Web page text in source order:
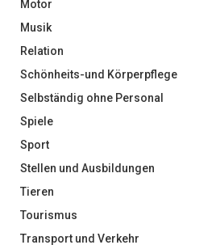
Motor
Musik
Relation
Schönheits-und Körperpflege
Selbständig ohne Personal
Spiele
Sport
Stellen und Ausbildungen
Tieren
Tourismus
Transport und Verkehr